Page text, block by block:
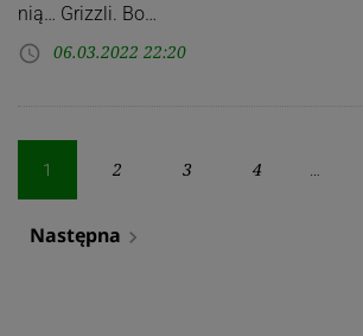
nią… Grizzli. Bo…
access_time 06.03.2022 22:20
Stronicowanie
wpisów
1 2 3 4 …
Następna navigate_next